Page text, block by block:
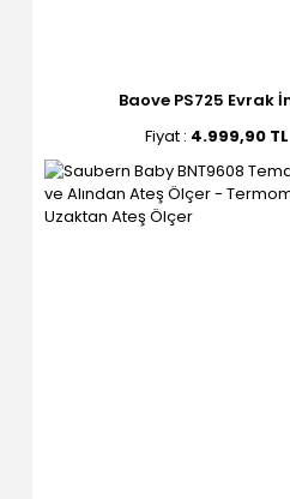
Baove PS725 Evrak
Fiyat : 4.999,90 TL